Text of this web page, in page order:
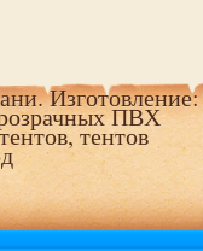
Изготовление:
ПВХ
тентов